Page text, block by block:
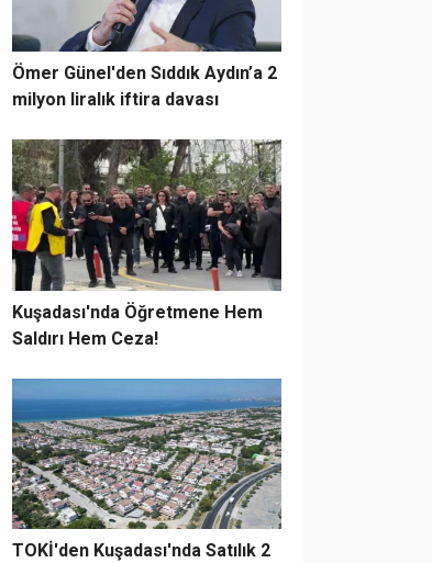
Ömer Günel'den Sıddık Aydın’a 2
milyon liralık iftira davası
Kuşadası'nda Öğretmene Hem
Saldırı Hem Ceza!
TOKİ'den Kuşadası'nda Satılık 2